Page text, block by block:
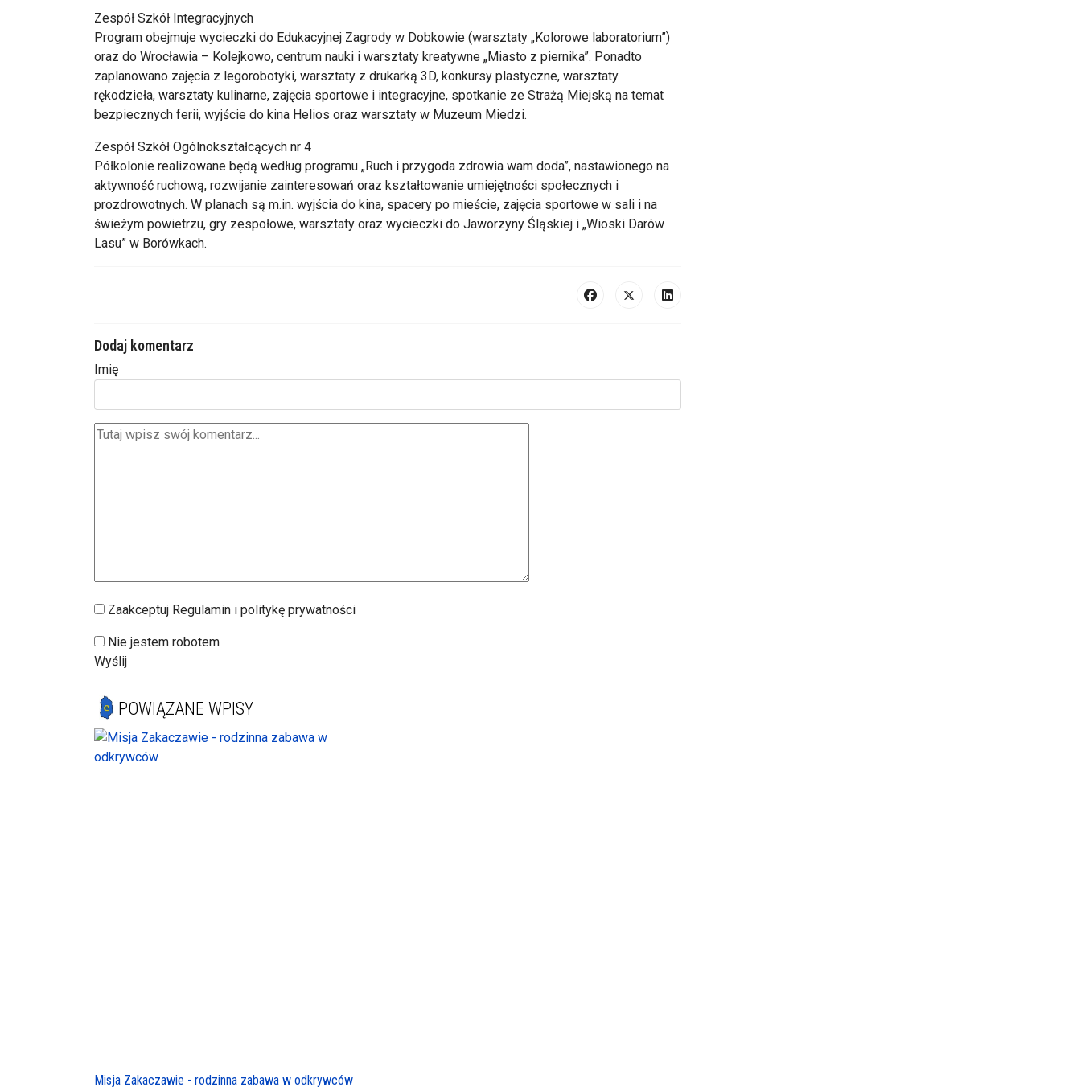
Zespół Szkół Integracyjnych
Program obejmuje wycieczki do Edukacyjnej Zagrody w Dobkowie (warsztaty „Kolorowe laboratorium”)
oraz do Wrocławia – Kolejkowo, centrum nauki i warsztaty kreatywne „Miasto z piernika”. Ponadto
zaplanowano zajęcia z legorobotyki, warsztaty z drukarką 3D, konkursy plastyczne, warsztaty
rękodzieła, warsztaty kulinarne, zajęcia sportowe i integracyjne, spotkanie ze Strażą Miejską na temat
bezpiecznych ferii, wyjście do kina Helios oraz warsztaty w Muzeum Miedzi.
Zespół Szkół Ogólnokształcących nr 4
Półkolonie realizowane będą według programu „Ruch i przygoda zdrowia wam doda”, nastawionego na
aktywność ruchową, rozwijanie zainteresowań oraz kształtowanie umiejętności społecznych i
prozdrowotnych. W planach są m.in. wyjścia do kina, spacery po mieście, zajęcia sportowe w sali i na
świeżym powietrzu, gry zespołowe, warsztaty oraz wycieczki do Jaworzyny Śląskiej i „Wioski Darów
Lasu” w Borówkach.
Dodaj komentarz
Imię
Zaakceptuj Regulamin i politykę prywatności
Nie jestem robotem
Wyślij
POWIĄZANE WPISY
Misja Zakaczawie - rodzinna zabawa w odkrywców